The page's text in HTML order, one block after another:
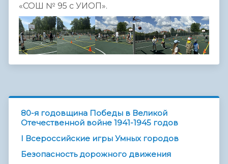
«СОШ № 95 с УИОП».
80-я годовщина Победы в Великой
Отечественной войне 1941-1945 годов
I Всероссийские игры Умных городов
Безопасность дорожного движения